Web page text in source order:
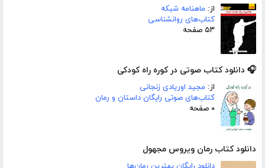
از: ماهنامه شبکه
کتاب‌های روانشناسی
۵۳ صفحه
🎧 دانلود کتاب صوتی در کوره راه کودکی
از: مجید اوریادی زنجانی
کتاب‌های صوتی رایگان داستان و رمان
۰ صفحه
دانلود کتاب رمان ویروس مجهول